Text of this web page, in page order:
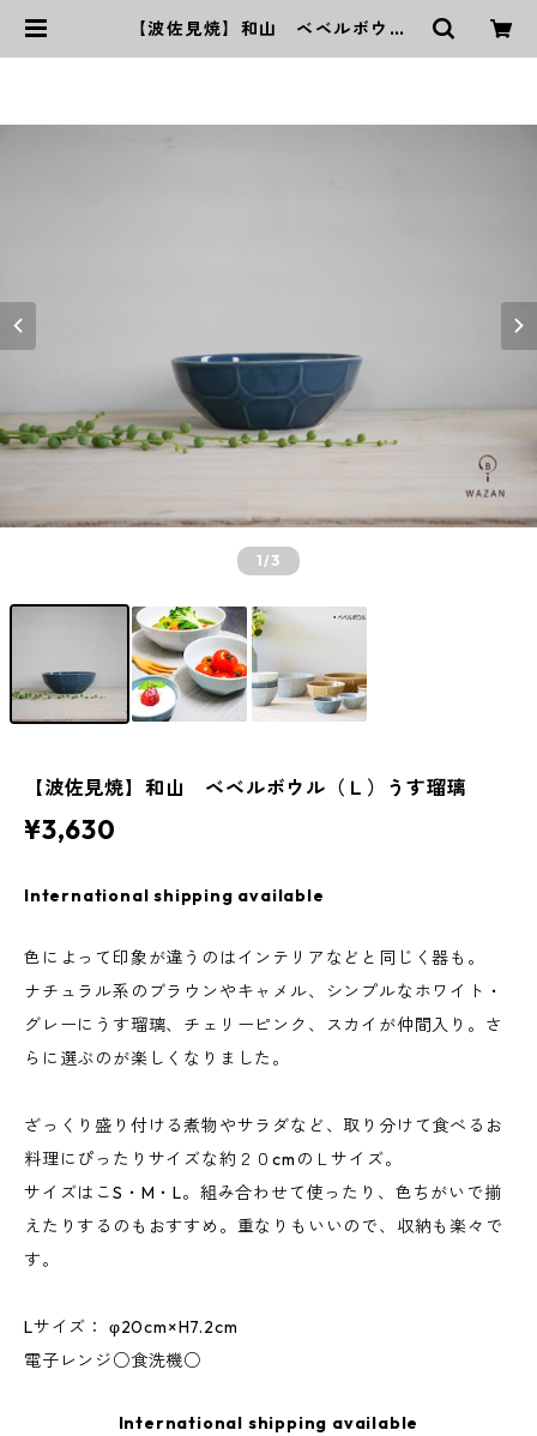
【波佐見焼】和山 ベベルボウル
1/3
【波佐見焼】和山 ベベルボウル（Ｌ）うす瑠璃
¥3,630
International shipping available
色によって印象が違うのはインテリアなどと同じく器も。
ナチュラル系のブラウンやキャメル、シンプルなホワイト・
グレーにうす瑠璃、チェリーピンク、スカイが仲間入り。さ
らに選ぶのが楽しくなりました。
ざっくり盛り付ける煮物やサラダなど、取り分けて食べるお
料理にぴったりサイズな約２０cmのＬサイズ。
サイズはこS・M・L。組み合わせて使ったり、色ちがいで揃
えたりするのもおすすめ。重なりもいいので、収納も楽々で
す。
Lサイズ： φ20cm×H7.2cm
電子レンジ○食洗機○
International shipping available